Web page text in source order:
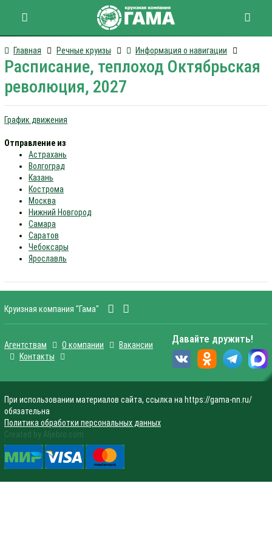
Главная Речные круизы Информация о навигации
Расписание, теплоход Октябрьская
революция, 2027
График движения
Отправление из
Астрахань
Волгоград
Казань
Кострома
Москва
Нижний Новгород
Самара
Саратов
Чебоксары
Ярославль
Круизная компания "Гама"
Агентствам О компании
Вакансии
Контакты
Давайте дружить!
При использовании материалов сайта, ссылка на https://gama-nn.ru/
обязательна
Политика обработки персональных данных
Created by Aljebro.com